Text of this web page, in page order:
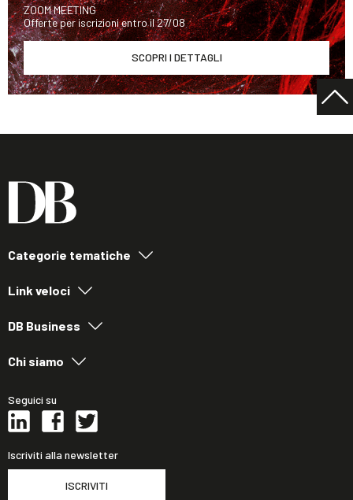
ZOOM MEETING
Offerte per iscrizioni entro il 27/08
SCOPRI I DETTAGLI
Categorie tematiche
Link veloci
DB Business
Chi siamo
Seguici su
Iscriviti alla newsletter
ISCRIVITI